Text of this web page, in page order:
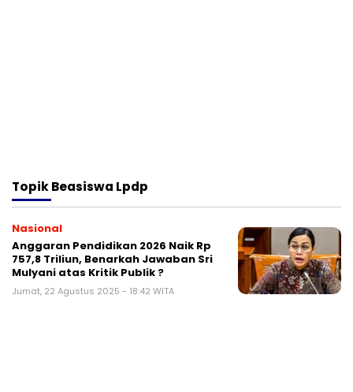
TopikBeasiswa Lpdp
Nasional
Anggaran Pendidikan 2026 Naik Rp
757,8 Triliun, Benarkah Jawaban Sri
Mulyani atas Kritik Publik ?
Jumat, 22 Agustus 2025 - 18:42 WITA